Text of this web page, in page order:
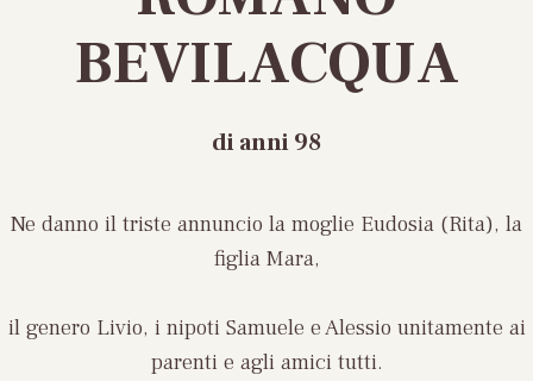
BEVILACQUA
di anni 98
Ne danno il triste annuncio la moglie Eudosia (Rita), la
figlia Mara,
il genero Livio, i nipoti Samuele e Alessio unitamente ai
parenti e agli amici tutti.